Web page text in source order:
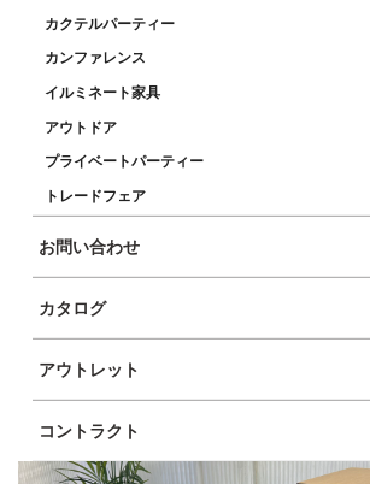
カクテルパーティー
カンファレンス
イルミネート家具
アウトドア
プライベートパーティー
トレードフェア
お問い合わせ
カタログ
アウトレット
コントラクト